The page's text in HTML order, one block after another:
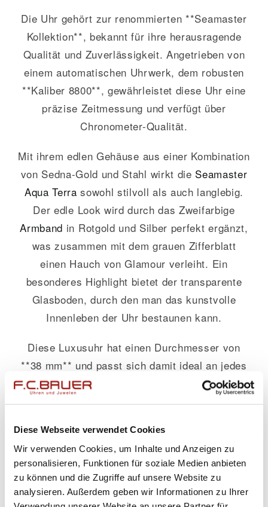
Diese Webseite verwendet Cookies
Wir verwenden Cookies, um Inhalte und Anzeigen zu
personalisieren, Funktionen für soziale Medien anbieten
zu können und die Zugriffe auf unsere Website zu
analysieren. Außerdem geben wir Informationen zu Ihrer
Die Uhr gehört zur renommierten **Seamaster
Kollektion**, bekannt für ihre herausragende
Qualität und Zuverlässigkeit. Angetrieben von
einem automatischen Uhrwerk, dem robusten
**Kaliber 8800**, gewährleistet diese Uhr eine
präzise Zeitmessung und verfügt über
Chronometer-Qualität.
Mit ihrem edlen Gehäuse aus einer Kombination
von Sedna-Gold und Stahl wirkt die Seamaster
Aqua Terra sowohl stilvoll als auch langlebig.
Der edle Look wird durch das Zweifarbige
Armband in Rotgold und Silber perfekt ergänzt,
was zusammen mit dem grauen Zifferblatt
einen Hauch von Glamour verleiht. Ein
besonderes Highlight bietet der transparente
Glasboden, durch den man das kunstvolle
Innenleben der Uhr bestaunen kann.
Diese Luxusuhr hat einen Durchmesser von
**38 mm** und passt sich damit ideal an jedes
Handgelenk an. Die Wasserdichtigkeit bis zu
**15 Bar** macht sie zudem zum perfekten
beimSport.
Mit ihren nützlichen Funktionen wie einem
praktischen Datumsanzeiger kombiniert sie
traditionellen Stil mit moderner Funktionalität.